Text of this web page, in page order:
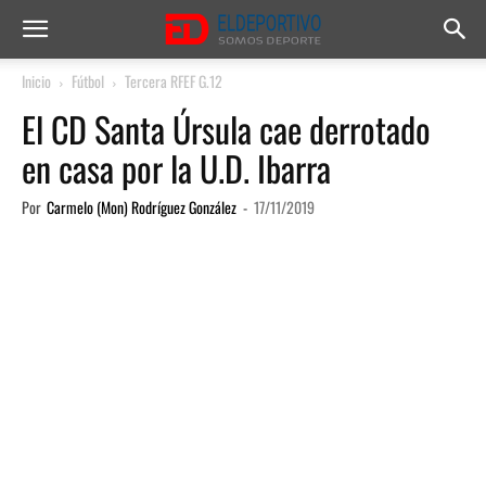
Inicio Fútbol Tercera RFEF G.12
El CD Santa Úrsula cae derrotado
en casa por la U.D. Ibarra
Por Carmelo (Mon) Rodríguez González - 17/11/2019